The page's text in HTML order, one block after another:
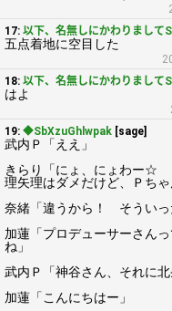
17: 以下、名無しにかわりまして
五点着地に空目した
18: 以下、名無しにかわりまして
はよ
19: ◆SbXzuGhlwpak [sage]
武内Ｐ「ええ」
きらり「にょ、にょわー☆
理矢理はダメだけど、Ｐち
奈緒「違うから！ そういっ
加蓮「プロデューサーさん
ね」
武内Ｐ「神谷さん、それに北
加蓮「こんにちはー」